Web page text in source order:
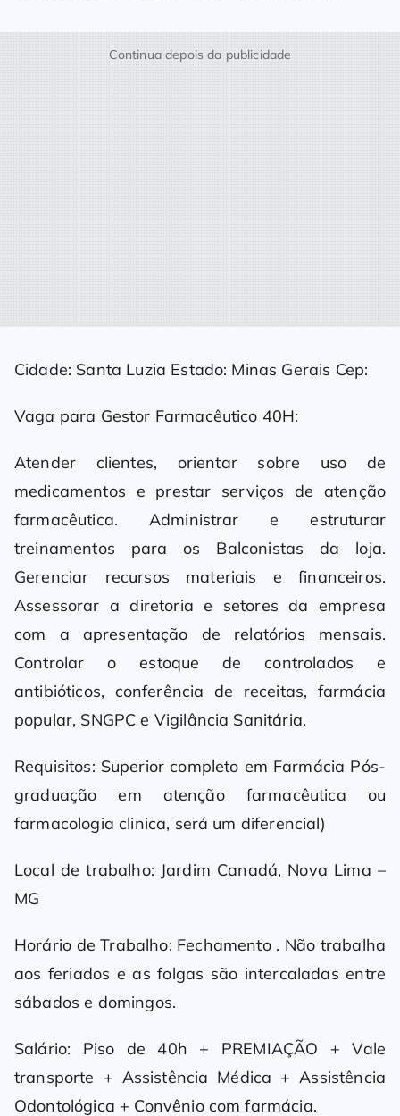
Continua depois da publicidade
Cidade: Santa Luzia Estado: Minas Gerais Cep:
Vaga para Gestor Farmacêutico 40H:
Atender clientes, orientar sobre uso de
medicamentos e prestar serviços de atenção
farmacêutica. Administrar e estruturar
treinamentos para os Balconistas da loja.
Gerenciar recursos materiais e financeiros.
Assessorar a diretoria e setores da empresa
com a apresentação de relatórios mensais.
Controlar o estoque de controlados e
antibióticos, conferência de receitas, farmácia
popular, SNGPC e Vigilância Sanitária.
Requisitos: Superior completo em Farmácia Pós-
graduação em atenção farmacêutica ou
farmacologia clinica, será um diferencial)
Local de trabalho: Jardim Canadá, Nova Lima –
MG
Horário de Trabalho: Fechamento . Não trabalha
aos feriados e as folgas são intercaladas entre
sábados e domingos.
Salário: Piso de 40h + PREMIAÇÃO + Vale
transporte + Assistência Médica + Assistência
Odontológica + Convênio com farmácia.